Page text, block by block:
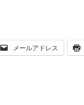
メールアドレス